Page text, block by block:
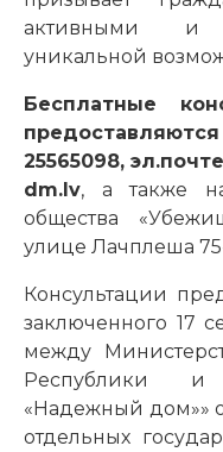
активными и
уникальной
Бесплатные
25565098,
dm.lv, а также
общества
улице Лачплеша
Консультации
заключенного 17
между
Республики и
«Надежный дом»»
отдельных